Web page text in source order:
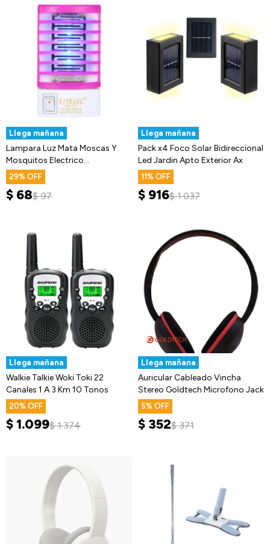
Llega mañana
Lampara Luz Mata Moscas Y
Mosquitos Electrico
Insectocutor
29
$ 68$ 97
Llega mañana
Pack x4 Foco Solar Bidireccional
Led Jardin Apto Exterior Ax
11
$ 916$ 1.037
Llega mañana
Walkie Talkie Woki Toki 22
Canales 1 A 3 Km 10 Tonos
20
$ 1.099$ 1.374
Llega mañana
Auricular Cableado Vincha
Stereo Goldtech Microfono Jack
5
$ 352$ 371